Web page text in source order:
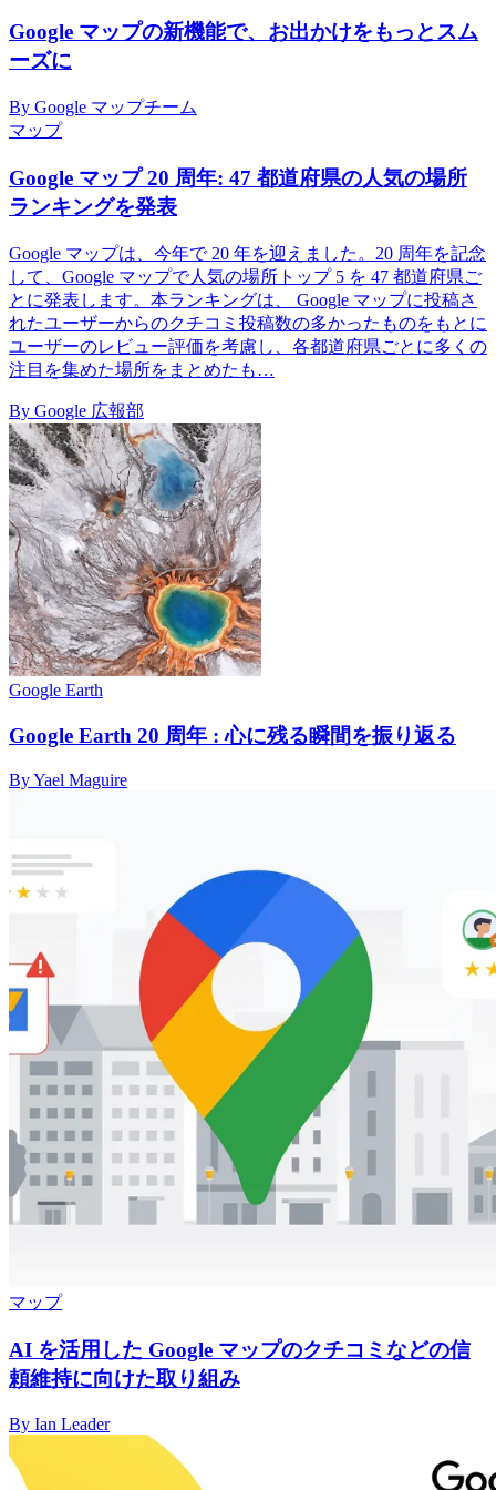
Google マップの新機能で、お出かけをもっとスム
ーズに
By Google マップチーム
マップ
Google マップ 20 周年: 47 都道府県の人気の場所
ランキングを発表
Google マップは、今年で 20 年を迎えました。20 周年を記念
して、Google マップで人気の場所トップ 5 を 47 都道府県ご
とに発表します。本ランキングは、 Google マップに投稿さ
れたユーザーからのクチコミ投稿数の多かったものをもとに
ユーザーのレビュー評価を考慮し、各都道府県ごとに多くの
注目を集めた場所をまとめたも…
By Google 広報部
Google Earth
Google Earth 20 周年 : 心に残る瞬間を振り返る
By Yael Maguire
マップ
AI を活用した Google マップのクチコミなどの信
頼維持に向けた取り組み
By Ian Leader